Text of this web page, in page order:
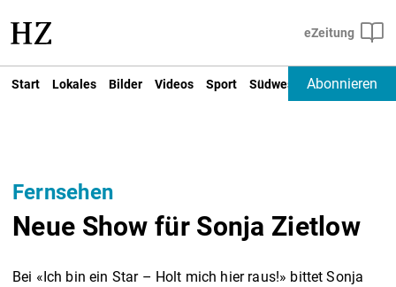
Start Lokales Bilder Videos Sport Südwest Deutschland
Abonnieren
Fernsehen
Neue Show für Sonja Zietlow
Bei «Ich bin ein Star – Holt mich hier raus!» bittet Sonja